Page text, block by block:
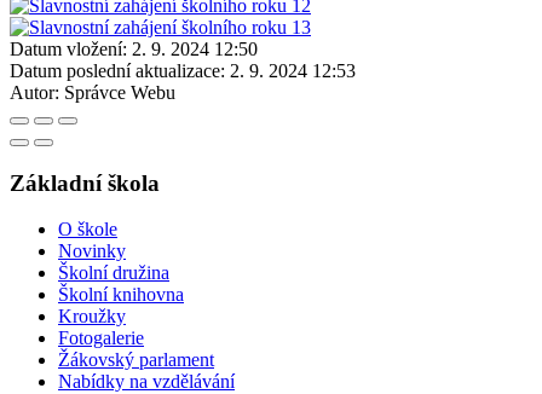
Datum vložení: 2. 9. 2024 12:50
Datum poslední aktualizace: 2. 9. 2024 12:53
Autor: Správce Webu
Základní škola
O škole
Novinky
Školní družina
Školní knihovna
Kroužky
Fotogalerie
Žákovský parlament
Nabídky na vzdělávání